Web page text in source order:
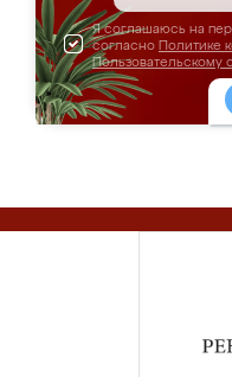
Я соглашаюсь на
согласно Политике
Пользовательскому